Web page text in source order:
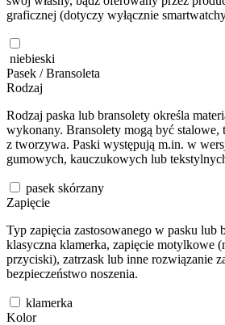
graficznej (dotyczy wyłącznie
niebieski
Pasek / Bransoleta
Rodzaj
Rodzaj paska lub bransolety określa
wykonany. Bransolety mogą być stalowe,
z tworzywa. Paski występują m.in. w
gumowych, kauczukowych lub
pasek skórzany
Zapięcie
Typ zapięcia zastosowanego w pasku lub
klasyczna klamerka, zapięcie motylkowe
przyciski), zatrzask lub inne rozwiązanie
bezpieczeństwo noszenia.
klamerka
Kolor